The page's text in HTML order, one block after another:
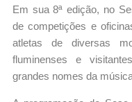
Em sua 8ª edição, no
de competições e
atletas de diversas
fluminenses e
grandes nomes da